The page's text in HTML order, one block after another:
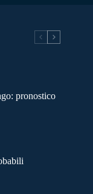
pronostico